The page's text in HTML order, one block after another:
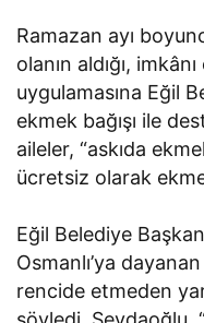
Ramazan ayı
olanın aldığı,
uygulamasına Eğil
ekmek bağışı ile
aileler, “askıda
ücretsiz olarak
Eğil Belediye
Osmanlı’ya
rencide etmeden